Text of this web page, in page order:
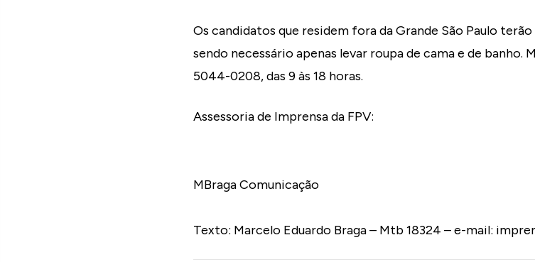
Os candidatos que residem fora da Grande São Paulo
sendo necessário apenas levar roupa de cama e de banho.
5044-0208, das 9 às 18 horas.
Assessoria de Imprensa da FPV:
MBraga Comunicação
Texto: Marcelo Eduardo Braga – Mtb 18324 – e-mail: